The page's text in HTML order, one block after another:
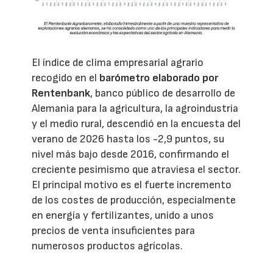
El índice de clima empresarial agrario
recogido en el barómetro elaborado por
Rentenbank, banco público de desarrollo de
Alemania para la agricultura, la agroindustria
y el medio rural, descendió en la encuesta del
verano de 2026 hasta los -2,9 puntos, su
nivel más bajo desde 2016, confirmando el
creciente pesimismo que atraviesa el sector.
El principal motivo es el fuerte incremento
de los costes de producción, especialmente
en energía y fertilizantes, unido a unos
precios de venta insuficientes para
numerosos productos agrícolas.